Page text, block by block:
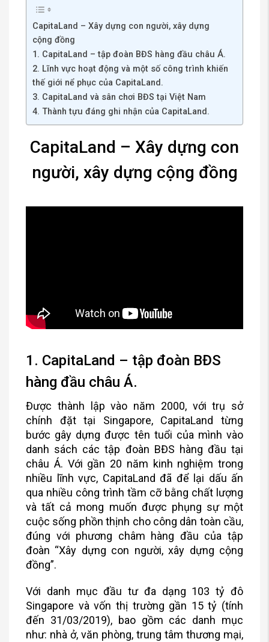
CapitaLand – Xây dựng con người, xây dựng
cộng đồng
1. CapitaLand – tập đoàn BĐS hàng đầu châu Á.
2. Lĩnh vực hoạt động và một số công trình khiến
thế giới nể phục của CapitaLand.
3. CapitaLand và sân chơi BĐS tại Việt Nam
4. Thành tựu đáng ghi nhận của CapitaLand.
CapitaLand – Xây dựng con
người, xây dựng cộng đồng
1. CapitaLand – tập đoàn BĐS
hàng đầu châu Á.
Được thành lập vào năm 2000, với trụ sở
chính đặt tại Singapore, CapitaLand từng
bước gây dựng được tên tuổi của mình vào
danh sách các tập đoàn BĐS hàng đầu tại
châu Á. Với gần 20 năm kinh nghiệm trong
nhiều lĩnh vực, CapitaLand đã để lại dấu ấn
qua nhiều công trình tầm cỡ bằng chất lượng
và tất cả mong muốn được phụng sự một
cuộc sống phồn thịnh cho công dân toàn cầu,
đúng với phương châm hàng đầu của tập
đoàn “Xây dựng con người, xây dựng cộng
đồng”.
Với danh mục đầu tư đa dạng 103 tỷ đô
Singapore và vốn thị trường gần 15 tỷ (tính
đến 31/03/2019), bao gồm các danh mục
như: nhà ở, văn phòng, trung tâm thương mại,